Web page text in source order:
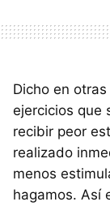
Dicho en
ejercicios que
recibir peor
realizado
menos
hagamos. Así